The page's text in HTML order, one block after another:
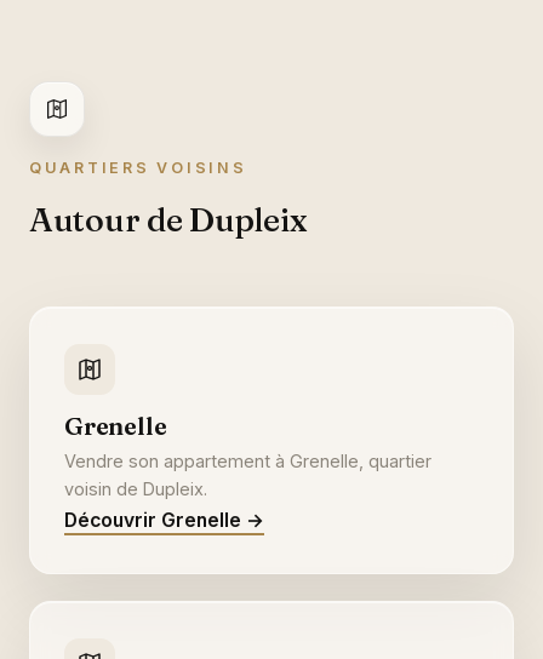
QUARTIERS VOISINS
Autour de Dupleix
Grenelle
Vendre son appartement à Grenelle, quartier
voisin de Dupleix.
Découvrir Grenelle →